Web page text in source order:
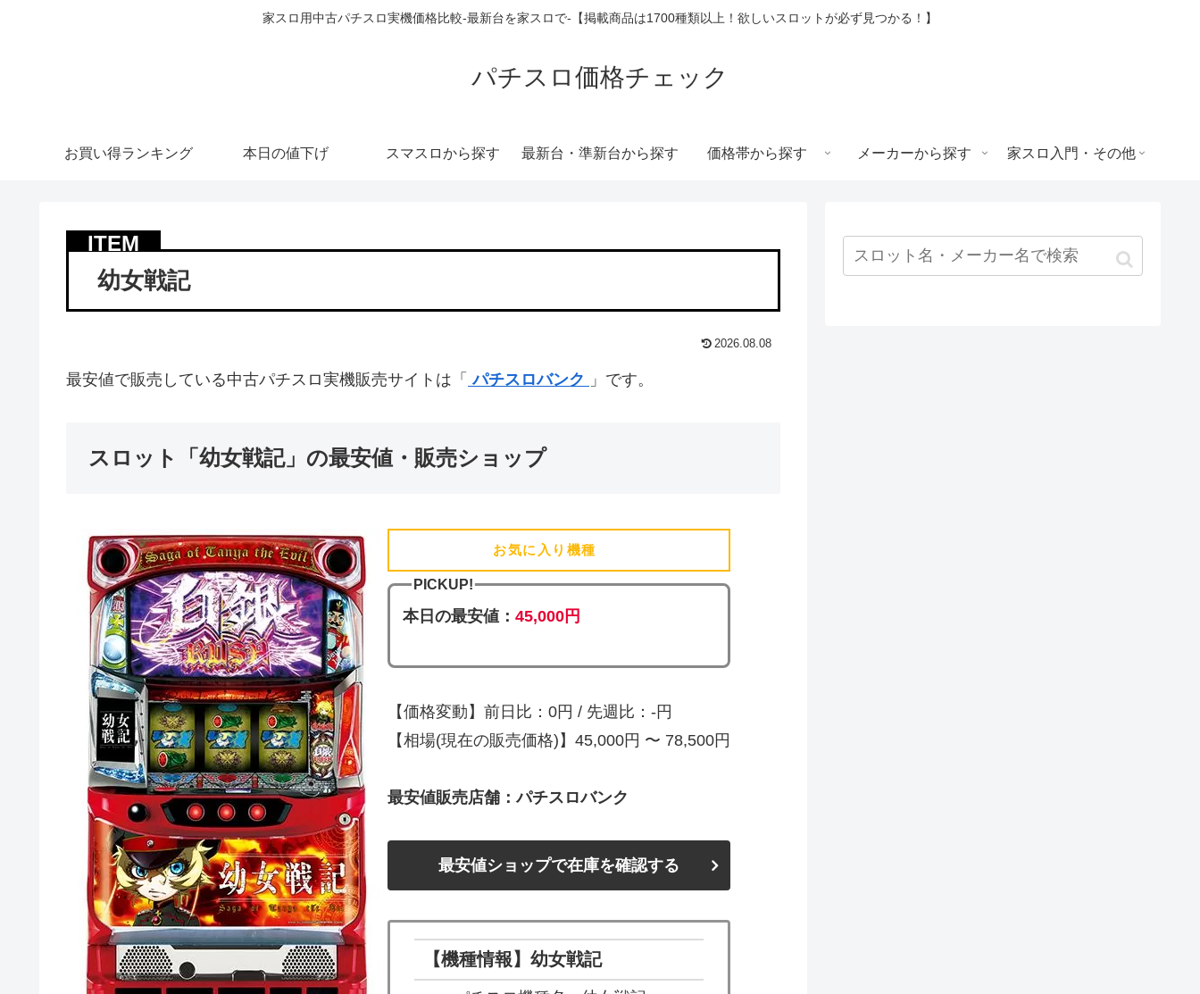
家スロ用中古パチスロ実機価格比較-最新台を家スロで-【掲載商品は1700種類以上！欲しいスロットが必ず見つかる！】
パチスロ価格チェック
お買い得ランキング 本日の値下げ スマスロから探す 最新台・準新台から探す 価格帯から探す メーカーから探す 家スロ入門・その他
幼女戦記
2026.08.08
最安値で販売している中古パチスロ実機販売サイトは「 パチスロバンク 」です。
スロット「幼女戦記」の最安値・販売ショップ
お気に入り機種
PICKUP!
本日の最安値：45,000円
【価格変動】前日比：0円 / 先週比：-円
【相場(現在の販売価格)】45,000円 〜 78,500円
最安値販売店舗：パチスロバンク
最安値ショップで在庫を確認する
【機種情報】幼女戦記